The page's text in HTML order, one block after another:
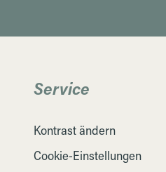
Service
Kontrast ändern
Cookie-Einstellungen